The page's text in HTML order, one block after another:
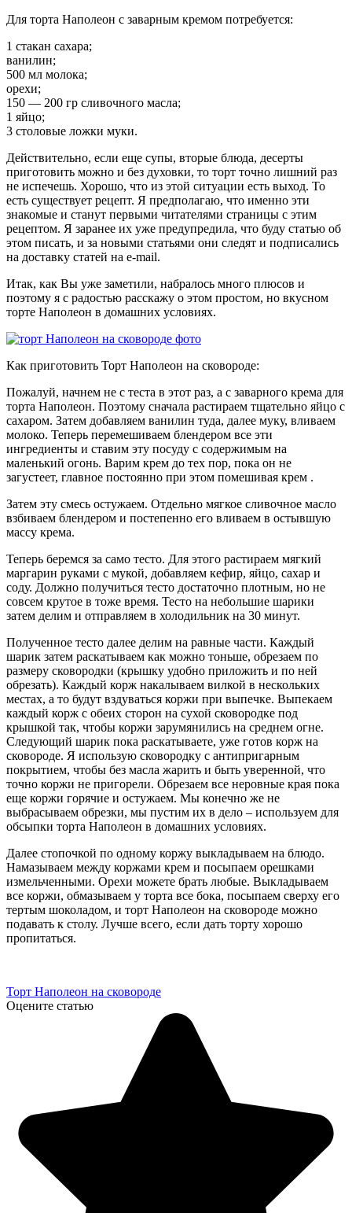
Для торта Наполеон с заварным кремом потребуется:
1 стакан сахара;
ванилин;
500 мл молока;
орехи;
150 — 200 гр сливочного масла;
1 яйцо;
3 столовые ложки муки.
Действительно, если еще супы, вторые блюда, десерты
приготовить можно и без духовки, то торт точно лишний раз
не испечешь. Хорошо, что из этой ситуации есть выход. То
есть существует рецепт. Я предполагаю, что именно эти
знакомые и станут первыми читателями страницы с этим
рецептом. Я заранее их уже предупредила, что буду статью об
этом писать, и за новыми статьями они следят и подписались
на доставку статей на e-mail.
Итак, как Вы уже заметили, набралось много плюсов и
поэтому я с радостью расскажу о этом простом, но вкусном
торте Наполеон в домашних условиях.
Как приготовить Торт Наполеон на сковороде:
Пожалуй, начнем не с теста в этот раз, а с заварного крема для
торта Наполеон. Поэтому сначала растираем тщательно яйцо с
сахаром. Затем добавляем ванилин туда, далее муку, вливаем
молоко. Теперь перемешиваем блендером все эти
ингредиенты и ставим эту посуду с содержимым на
маленький огонь. Варим крем до тех пор, пока он не
загустеет, главное постоянно при этом помешивая крем .
Затем эту смесь остужаем. Отдельно мягкое сливочное масло
взбиваем блендером и постепенно его вливаем в остывшую
массу крема.
Теперь беремся за само тесто. Для этого растираем мягкий
маргарин руками с мукой, добавляем кефир, яйцо, сахар и
соду. Должно получиться тесто достаточно плотным, но не
совсем крутое в тоже время. Тесто на небольшие шарики
затем делим и отправляем в холодильник на 30 минут.
Полученное тесто далее делим на равные части. Каждый
шарик затем раскатываем как можно тоньше, обрезаем по
размеру сковородки (крышку удобно приложить и по ней
обрезать). Каждый корж накалываем вилкой в нескольких
местах, а то будут вздуваться коржи при выпечке. Выпекаем
каждый корж с обеих сторон на сухой сковородке под
крышкой так, чтобы коржи зарумянились на среднем огне.
Следующий шарик пока раскатываете, уже готов корж на
сковороде. Я использую сковородку с антипригарным
покрытием, чтобы без масла жарить и быть уверенной, что
точно коржи не пригорели. Обрезаем все неровные края пока
еще коржи горячие и остужаем. Мы конечно же не
выбрасываем обрезки, мы пустим их в дело – используем для
обсыпки торта Наполеон в домашних условиях.
Далее стопочкой по одному коржу выкладываем на блюдо.
Намазываем между коржами крем и посыпаем орешками
измельченными. Орехи можете брать любые. Выкладываем
все коржи, обмазываем у торта все бока, посыпаем сверху его
тертым шоколадом, и торт Наполеон на сковороде можно
подавать к столу. Лучше всего, если дать торту хорошо
пропитаться.
Торт Наполеон на сковороде
Оцените статью